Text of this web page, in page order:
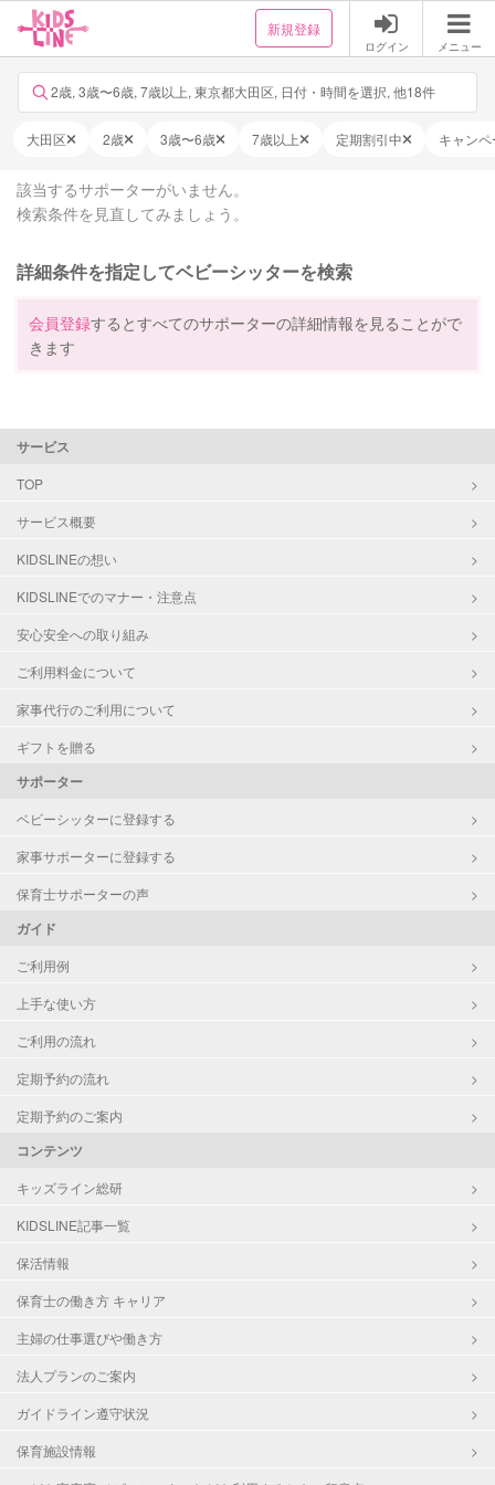
新規登録
ログイン メニュー
2歳, 3歳〜6歳, 7歳以上, 東京都大田区, 日付・時間を選択, 他18件
大田区 2歳 3歳〜6歳 7歳以上 定期割引中 キャン
該当するサポーターがいません。
検索条件を見直してみましょう。
詳細条件を指定してベビーシッターを検索
会員登録するとすべてのサポーターの詳細情報を見ることがで
きます
サービス
TOP
サービス概要
KIDSLINEの想い
KIDSLINEでのマナー・注意点
安心安全への取り組み
ご利用料金について
家事代行のご利用について
ギフトを贈る
サポーター
ベビーシッターに登録する
家事サポーターに登録する
保育士サポーターの声
ガイド
ご利用例
上手な使い方
ご利用の流れ
定期予約の流れ
定期予約のご案内
コンテンツ
キッズライン総研
KIDSLINE記事一覧
保活情報
保育士の働き方 キャリア
主婦の仕事選びや働き方
法人プランのご案内
ガイドライン遵守状況
保育施設情報